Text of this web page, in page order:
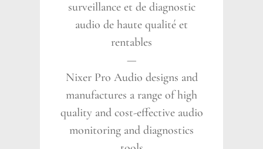
surveillance et de diagnostic
audio de haute qualité et
rentables
—
Nixer Pro Audio designs and
manufactures a range of high
quality and cost-effective audio
monitoring and diagnostics